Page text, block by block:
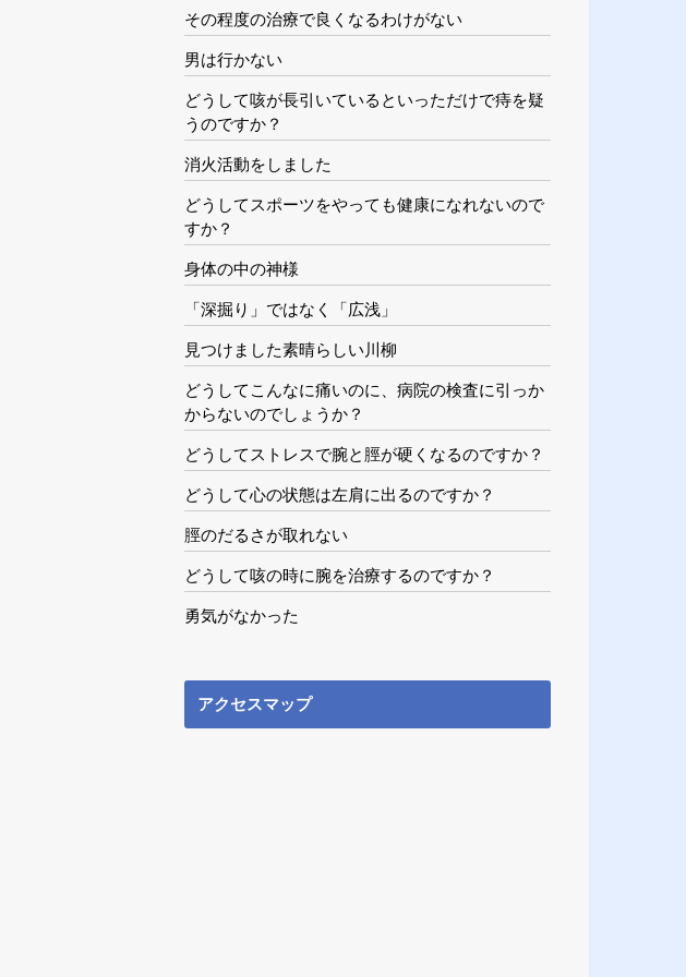
その程度の治療で良くなるわけがない
男は行かない
どうして咳が長引いているといっただけで痔を疑
うのですか？
消火活動をしました
どうしてスポーツをやっても健康になれないので
すか？
身体の中の神様
「深掘り」ではなく「広浅」
見つけました素晴らしい川柳
どうしてこんなに痛いのに、病院の検査に引っか
からないのでしょうか？
どうしてストレスで腕と脛が硬くなるのですか？
どうして心の状態は左肩に出るのですか？
脛のだるさが取れない
どうして咳の時に腕を治療するのですか？
勇気がなかった
アクセスマップ